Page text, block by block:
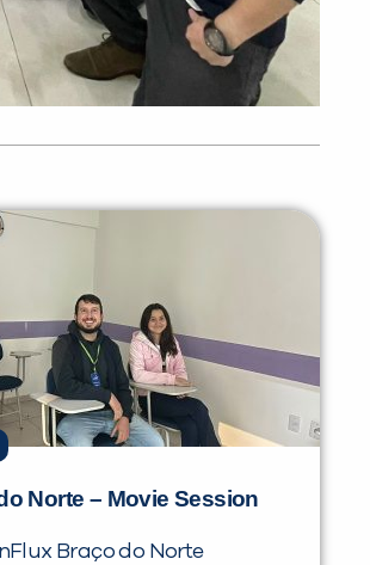
Norte – Movie Session
Braço do Norte